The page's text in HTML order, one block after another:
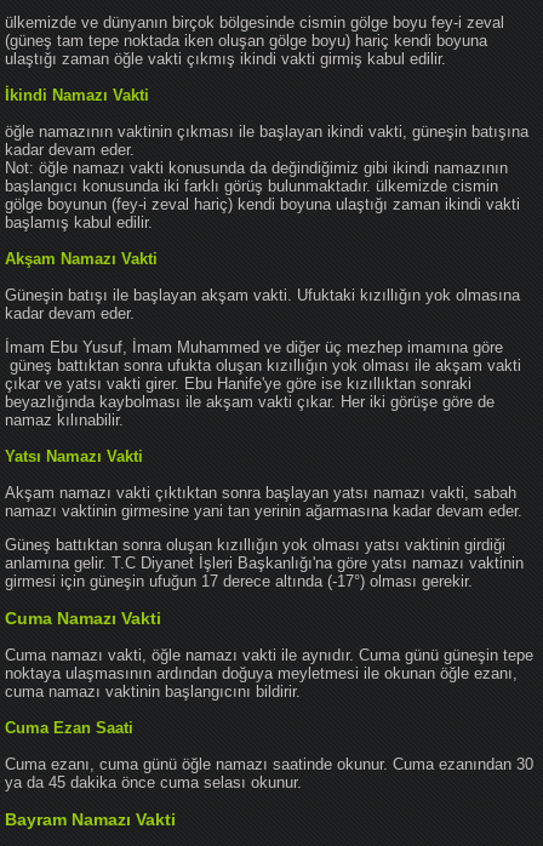
ülkemizde ve dünyanın birçok bölgesinde cismin gölge boyu fey-i zeval
(güneş tam tepe noktada iken oluşan gölge boyu) hariç kendi boyuna
ulaştığı zaman öğle vakti çıkmış ikindi vakti girmiş kabul edilir.
İkindi Namazı Vakti
öğle namazının vaktinin çıkması ile başlayan ikindi vakti, güneşin batışına
kadar devam eder.
Not: öğle namazı vakti konusunda da değindiğimiz gibi ikindi namazının
başlangıcı konusunda iki farklı görüş bulunmaktadır. ülkemizde cismin
gölge boyunun (fey-i zeval hariç) kendi boyuna ulaştığı zaman ikindi vakti
başlamış kabul edilir.
Akşam Namazı Vakti
Güneşin batışı ile başlayan akşam vakti. Ufuktaki kızıllığın yok olmasına
kadar devam eder.
İmam Ebu Yusuf, İmam Muhammed ve diğer üç mezhep imamına göre
güneş battıktan sonra ufukta oluşan kızıllığın yok olması ile akşam vakti
çıkar ve yatsı vakti girer. Ebu Hanife'ye göre ise kızıllıktan sonraki
beyazlığında kaybolması ile akşam vakti çıkar. Her iki görüşe göre de
namaz kılınabilir.
Yatsı Namazı Vakti
Akşam namazı vakti çıktıktan sonra başlayan yatsı namazı vakti, sabah
namazı vaktinin girmesine yani tan yerinin ağarmasına kadar devam eder.
Güneş battıktan sonra oluşan kızıllığın yok olması yatsı vaktinin girdiği
anlamına gelir. T.C Diyanet İşleri Başkanlığı'na göre yatsı namazı vaktinin
girmesi için güneşin ufuğun 17 derece altında (-17°) olması gerekir.
Cuma Namazı Vakti
Cuma namazı vakti, öğle namazı vakti ile aynıdır. Cuma günü güneşin tepe
noktaya ulaşmasının ardından doğuya meyletmesi ile okunan öğle ezanı,
cuma namazı vaktinin başlangıcını bildirir.
Cuma Ezan Saati
Cuma ezanı, cuma günü öğle namazı saatinde okunur. Cuma ezanından 30
ya da 45 dakika önce cuma selası okunur.
Bayram Namazı Vakti